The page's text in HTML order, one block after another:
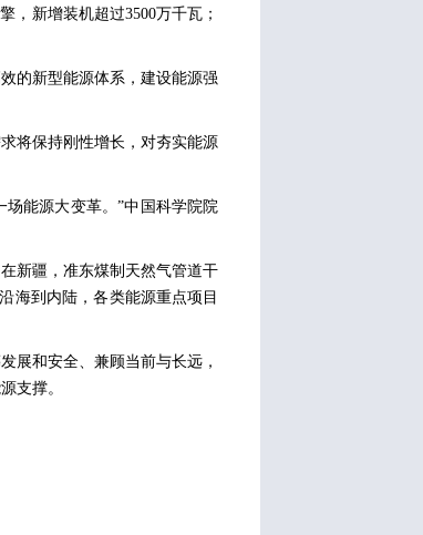
，新增装机超过3500万千瓦；
的新型能源体系，建设能源强
将保持刚性增长，对夯实能源
场能源大变革。”中国科学院院
新疆，准东煤制天然气管道干
海到内陆，各类能源重点项目
展和安全、兼顾当前与长远，
支撑。